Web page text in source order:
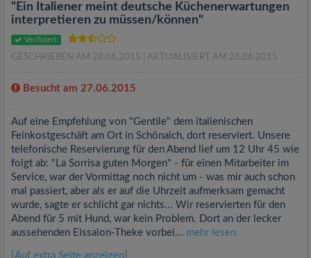
"Ein Italiener meint deutsche Küchenerwartungen
interpretieren zu müssen/können"
Verifiziert
GESCHRIEBEN AM 28.06.2015 | AKTUALISIERT AM 28.06.2015
Besucht am 27.06.2015
Auf eine Empfehlung von "Gentile" dem italienischen
Feinkostgeschäft am Ort in Schönaich, dort reserviert. Unsere
telefonische Reservierung für den Abend lief um 12 Uhr 45 wie
folgt ab: "La Sorrisa guten Morgen" - für einen Mitarbeiter im
Service, war der Vormittag noch nicht um - was mir auch schon
mal passiert, aber als er auf die Uhrzeit aufmerksam gemacht
wurde, sagte er schlicht gar nichts... Wir reservierten für den
Abend für 5 mit Hund, war kein Problem. Dort an der lecker
aussehenden Eissalon-Theke vorbei... mehr lesen
[Auf extra Seite anzeigen]